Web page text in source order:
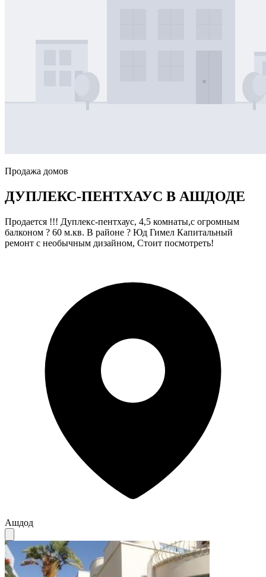
Продажа домов
ДУПЛЕКС-ПЕНТХАУС В АШДОДЕ
Продается !!! Дуплекс-пентхаус, 4,5 комнаты,с огромным
балконом ? 60 м.кв. В районе ? Юд Гимел Капитальный
ремонт с необычным дизайном, Стоит посмотреть!
Ашдод